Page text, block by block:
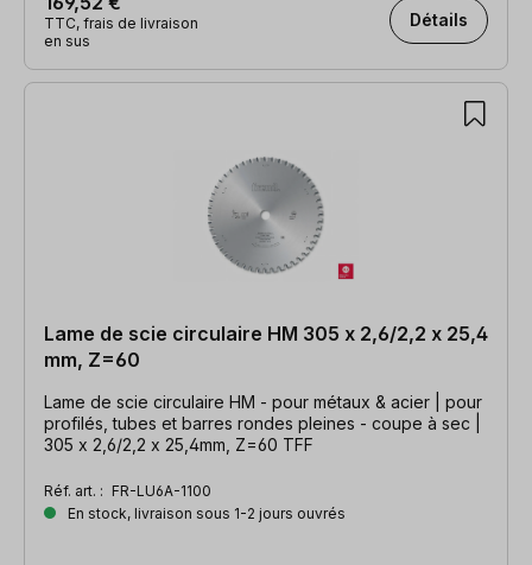
TTC, frais de livraison
en sus
Détails
Lame de scie circulaire HM 305 x 2,6/2,2 x 25,4
mm, Z=60
Lame de scie circulaire HM - pour métaux & acier | pour
profilés, tubes et barres rondes pleines - coupe à sec |
305 x 2,6/2,2 x 25,4mm, Z=60 TFF
Réf. art. : FR-LU6A-1100
En stock, livraison sous 1-2 jours ouvrés